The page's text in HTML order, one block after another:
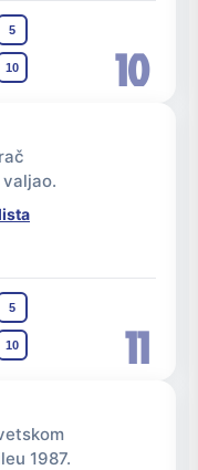
10
5
10
11
valjao.
5
10
1987.